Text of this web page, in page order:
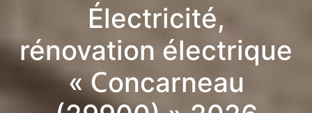
Électricité,
rénovation électrique
« Concarneau